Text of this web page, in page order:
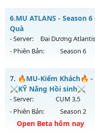
Antihack: ICMPROTECT
Mu mới ra tháng 07 2026
https://facebook.com/
31/07/2626
Kiểu reset: Non Reset
Thể loại: Mu Nguyên bản
Antihack: Xshiel
6.MU ATLANS - Season
Quà
- Server: Đại Dương Atlantis
- Phiên Bản:
Season 6
MU ATLANS - Reset Đổi
Mu mới ra tháng 08 2026
vào 22h ngày 05/08/2626
Exp: 100x - Drop: 20%
Kiểu reset: Reset In Game
7. 🔥MU-Kiếm Khách🔥 -
⚔️KỸ Năng Hồi sinh⚔️
- Server: CỤM 3.5
- Phiên Bản:
Season 2
Open Beta hôm nay